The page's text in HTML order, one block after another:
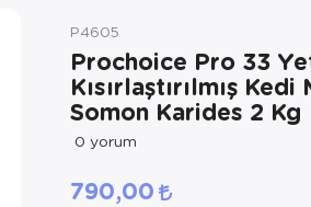
P4605
Prochoice Pro 33
Kısırlaştırılmış Kedi
Somon Karides 2 Kg
0 yorum
790,00